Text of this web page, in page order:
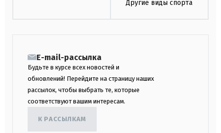
Другие виды спорта
E-mail-рассылка
Будьте в курсе всех новостей и
обновлений! Перейдите на страницу наших
рассылок, чтобы выбрать те, которые
соответствуют вашим интересам.
К РАССЫЛКАМ